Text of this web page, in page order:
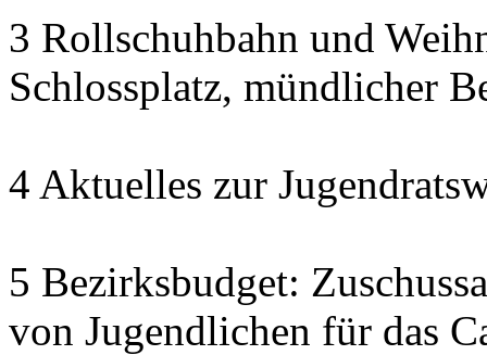
3 Rollschuhbahn und
Schlossplatz, mündlicher
4 Aktuelles zur
5 Bezirksbudget:
von Jugendlichen für das